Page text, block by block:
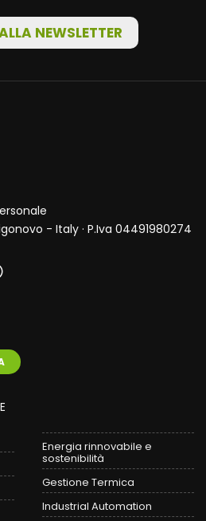
NEWSLETTER
- Italy · P.Iva 04491980274
Energia rinnovabile e
sostenibilità
Gestione Termica
Industrial Automation